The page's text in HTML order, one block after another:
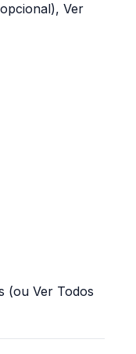
Ver
(ou Ver Todos